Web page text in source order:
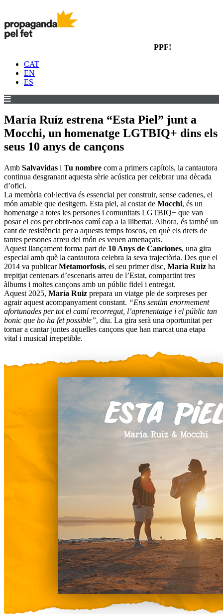
PPF!
CAT
EN
ES
María Ruíz estrena “Esta Piel” junt a
Mocchi, un homenatge LGTBIQ+ dins els
seus 10 anys de cançons
Amb Salvavidas i Tu nombre com a primers capítols, la cantautora
continua desgranant aquesta sèrie acústica per celebrar una dècada
d’ofici.
La memòria col·lectiva és essencial per construir, sense cadenes, el
món amable que desitgem. Esta piel, al costat de Mocchi, és un
homenatge a totes les persones i comunitats LGTBIQ+ que van
posar el cos per obrir-nos camí cap a la llibertat. Alhora, és també un
cant de resistència per a aquests temps foscos, en què els drets de
tantes persones arreu del món es veuen amenaçats.
Aquest llançament forma part de 10 Anys de Canciones, una gira
especial amb què la cantautora celebra la seva trajectòria. Des que el
2014 va publicarMetamorfosis, el seu primer disc, María Ruiz ha
trepitjat centenars d’escenaris arreu de l’Estat, compartint tres
àlbums i moltes cançons amb un públic fidel i entregat.
Aquest 2025, María Ruiz prepara un viatge ple de sorpreses per
agrair aquest acompanyament constant. “Ens sentim enormement
afortunades per tot el camí recorregut, l’aprenentatge i el públic tan
bonic que ho ha fet possible”, diu. La gira serà una oportunitat per
tornar a cantar juntes aquelles cançons que han marcat una etapa
vital i musical irrepetible.